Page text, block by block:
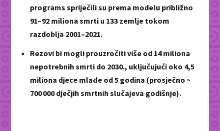
programs spriječili su prema modelu približno
91–92 miliona smrti u 133 zemlje tokom
razdoblja 2001–2021.
Rezovi bi mogli prouzročiti više od 14 miliona
nepotrebnih smrti do 2030., uključujući oko 4,5
miliona djece mlađe od 5 godina (prosječno ~
700 000 dječjih smrtnih slučajeva godišnje).